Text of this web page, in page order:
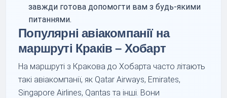
завжди готова допомогти вам з будь-якими
питаннями.
Популярні авіакомпанії на
маршруті Краків – Хобарт
На маршруті з Кракова до Хобарта часто літають
такі авіакомпанії, як Qatar Airways, Emirates,
Singapore Airlines, Qantas та інші. Вони